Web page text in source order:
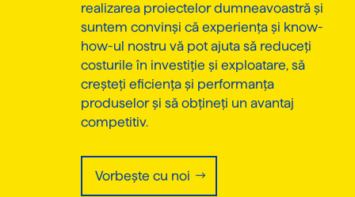
realizarea proiectelor dumneavoastră și
suntem convinși că experiența și know-
how-ul nostru vă pot ajuta să reduceți
costurile în investiție și exploatare, să
creșteți eficiența și performanța
produselor și să obțineți un avantaj
competitiv.
Vorbește cu noi